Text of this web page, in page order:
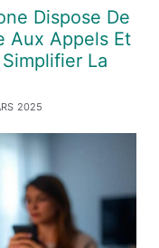
Dispose De
Aux Appels Et
La
2025